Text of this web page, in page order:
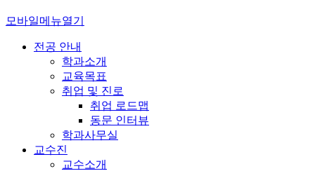
모바일메뉴열기
전공 안내
학과소개
교육목표
취업 및 진로
취업 로드맵
동문 인터뷰
학과사무실
교수진
교수소개